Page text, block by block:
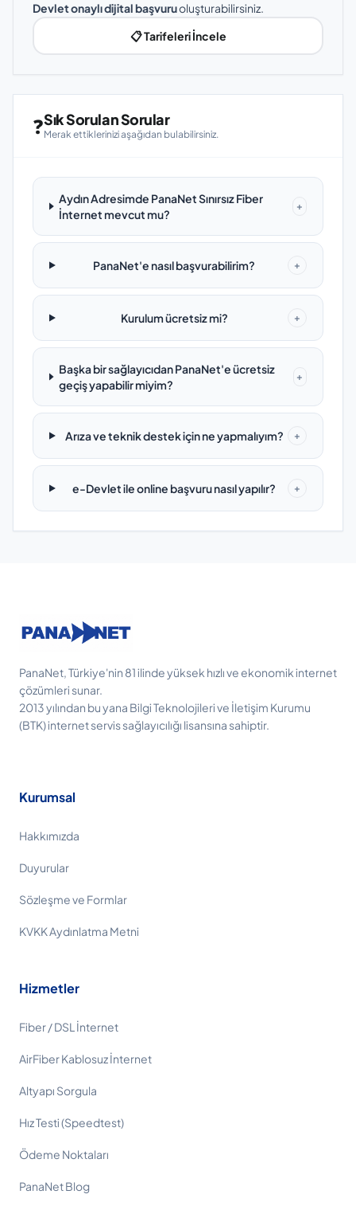
Devlet onaylı dijital başvuruoluşturabilirsiniz.
📋 Tarifeleri İncele
❓Sık Sorulan Sorular
Merak ettiklerinizi aşağıdan bulabilirsiniz.
Aydın Adresimde PanaNet Sınırsız Fiber
İnternet mevcut mu?
+
PanaNet'e nasıl başvurabilirim? +
Kurulum ücretsiz mi? +
Başka bir sağlayıcıdan PanaNet'e ücretsiz
geçiş yapabilir miyim?
+
Arıza ve teknik destek için ne yapmalıyım? +
e-Devlet ile online başvuru nasıl yapılır? +
PanaNet, Türkiye'nin 81 ilinde yüksek hızlı ve ekonomik internet
çözümleri sunar.
2013 yılından bu yana Bilgi Teknolojileri ve İletişim Kurumu
(BTK) internet servis sağlayıcılığı lisansına sahiptir.
Kurumsal
Hakkımızda
Duyurular
Sözleşme ve Formlar
KVKK Aydınlatma Metni
Hizmetler
Fiber / DSL İnternet
AirFiber Kablosuz İnternet
Altyapı Sorgula
Hız Testi (Speedtest)
Ödeme Noktaları
PanaNet Blog